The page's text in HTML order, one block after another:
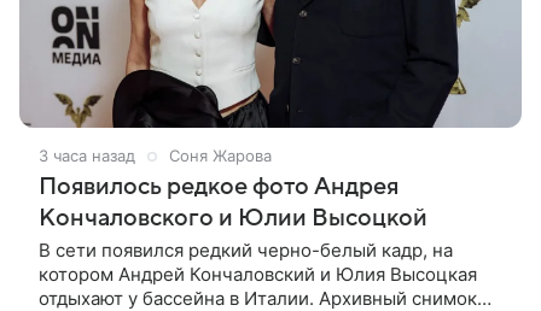
3 часа назад Соня Жарова
Появилось редкое фото Андрея
Кончаловского и Юлии Высоцкой
В сети появился редкий черно-белый кадр, на
котором Андрей Кончаловский и Юлия Высоцкая
отдыхают у бассейна в Италии. Архивный снимок